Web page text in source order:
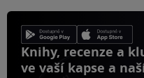
Knihy, recenze a
ve vaší kapse a